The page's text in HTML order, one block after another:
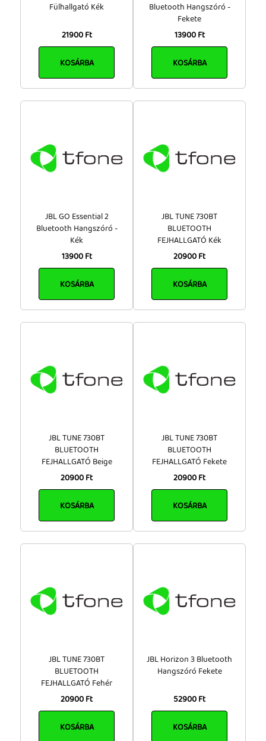
Fülhallgató Kék
21900 Ft
KOSÁRBA
Bluetooth Hangszóró -
Fekete
13900 Ft
KOSÁRBA
JBL GO Essential 2
Bluetooth Hangszóró -
Kék
13900 Ft
KOSÁRBA
JBL TUNE 730BT
BLUETOOTH
FEJHALLGATÓ Kék
20900 Ft
KOSÁRBA
JBL TUNE 730BT
BLUETOOTH
FEJHALLGATÓ Beige
20900 Ft
KOSÁRBA
JBL TUNE 730BT
BLUETOOTH
FEJHALLGATÓ Fekete
20900 Ft
KOSÁRBA
JBL TUNE 730BT
BLUETOOTH
FEJHALLGATÓ Fehér
20900 Ft
KOSÁRBA
JBL Horizon 3 Bluetooth
Hangszóró Fekete
52900 Ft
KOSÁRBA